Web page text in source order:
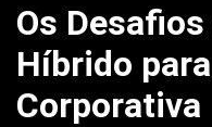
Os
Híbrido
Corporativa